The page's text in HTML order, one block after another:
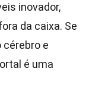
inovador,
da caixa. Se
e
é uma